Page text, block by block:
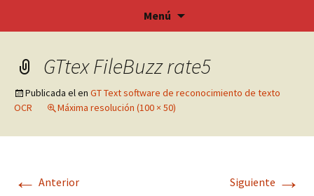
Menú
GTtex FileBuzz rate5
Publicada elen GT Text software de reconocimiento de texto
OCR
Máxima resolución (100 × 50)
← Anterior Siguiente →